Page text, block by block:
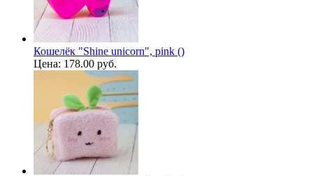
Кошелёк "Shine unicorn", pink ()
Цена: 178.00 руб.